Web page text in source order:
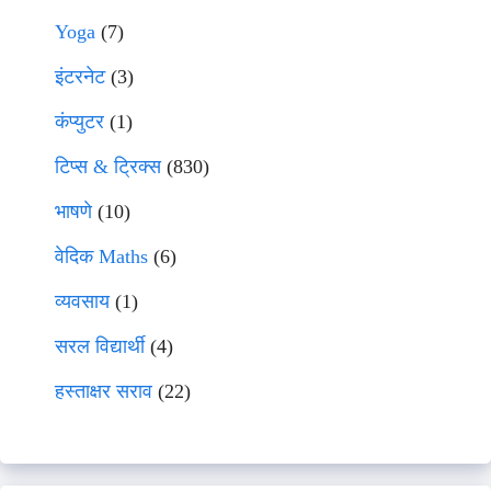
Yoga (7)
इंटरनेट(3)
कंप्युटर (1)
टिप्स & ट्रिक्स(830)
भाषणे(10)
वेदिक Maths (6)
व्यवसाय(1)
सरल विद्यार्थी(4)
हस्ताक्षर सराव (22)